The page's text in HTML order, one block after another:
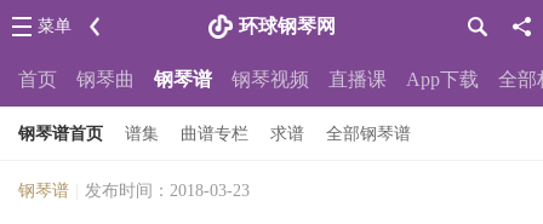
环球钢琴网
菜单
首页 钢琴曲 钢琴谱 钢琴视频 直播课 App下载 全部
钢琴谱首页 谱集 曲谱专栏 求谱 全部钢琴谱
钢琴谱 发布时间：2018-03-23